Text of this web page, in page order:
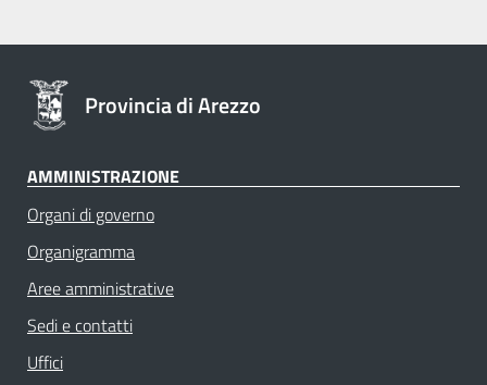
Provincia di Arezzo
AMMINISTRAZIONE
Organi di governo
Organigramma
Aree amministrative
Sedi e contatti
Uffici